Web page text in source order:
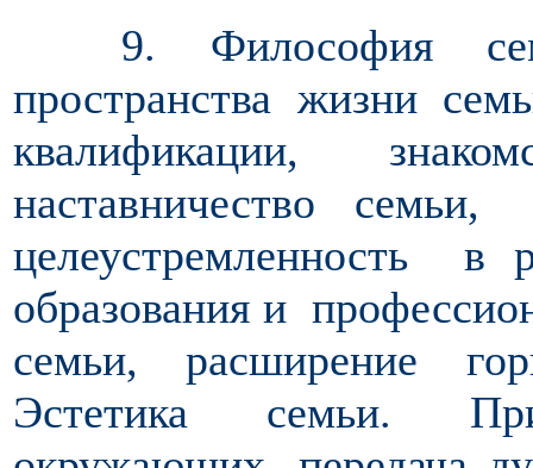
9. Философия
пространства жизни
квалификации,
наставничество
целеустремленность в
образования и
семьи, расширение
Эстетика семьи.